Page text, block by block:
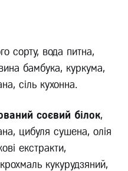
сорту, вода питна,
бамбука, куркума,
сіль кухонна.
соєвий білок,
цибуля сушена, олія
екстракти,
кукурудзяний,